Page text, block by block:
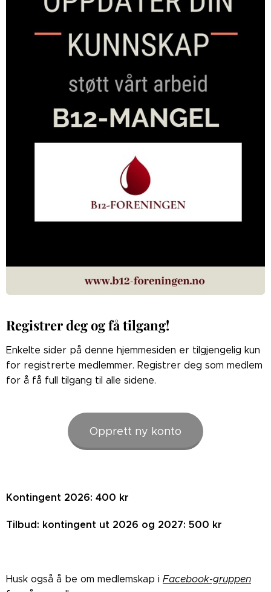
Registrer deg og få tilgang!
Enkelte sider på denne hjemmesiden er tilgjengelig kun
for registrerte medlemmer. Registrer deg som medlem
for å få full tilgang til alle sidene.
Opprett ny konto
Kontingent 2026: 400 kr
Tilbud: kontingent ut 2026 og 2027: 500 kr
Husk også å be om medlemskap i Facebook-gruppen